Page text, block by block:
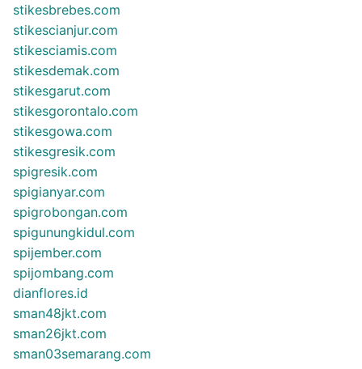
stikesbrebes.com
stikescianjur.com
stikesciamis.com
stikesdemak.com
stikesgarut.com
stikesgorontalo.com
stikesgowa.com
stikesgresik.com
spigresik.com
spigianyar.com
spigrobongan.com
spigunungkidul.com
spijember.com
spijombang.com
dianflores.id
sman48jkt.com
sman26jkt.com
sman03semarang.com